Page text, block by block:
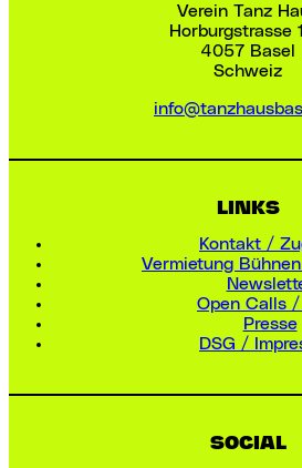
Verein Tanz
Horburgstrasse
4057 Basel
Schweiz
LINKS
Kontakt /
Vermietung
Open Calls
Presse
DSG /
SOCIAL